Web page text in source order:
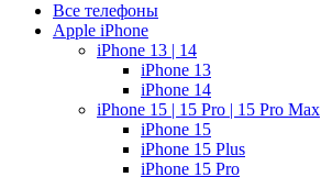
Все телефоны
Apple iPhone
iPhone 13 | 14
iPhone 13
iPhone 14
iPhone 15 | 15 Pro | 15 Pro Max
iPhone 15
iPhone 15 Plus
iPhone 15 Pro